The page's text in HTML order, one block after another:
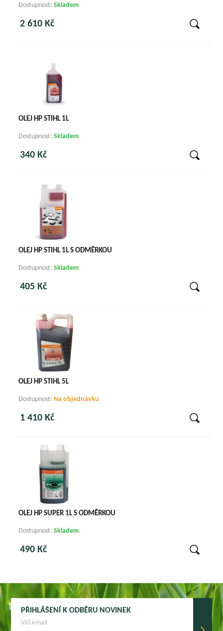
Dostupnost:Skladem
2 610 Kč
OLEJ HP STIHL 1L
Dostupnost:Skladem
340 Kč
OLEJ HP STIHL 1L S ODMĚRKOU
Dostupnost:Skladem
405 Kč
OLEJ HP STIHL 5L
Dostupnost:Na objednávku
1 410 Kč
OLEJ HP SUPER 1L S ODMĚRKOU
Dostupnost:Skladem
490 Kč
PŘIHLÁŠENÍ K ODBĚRU NOVINEK